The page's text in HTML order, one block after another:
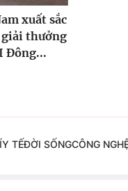
xuất sắc
thưởng
Đông...
Y TẾĐỜI SỐNGCÔNG